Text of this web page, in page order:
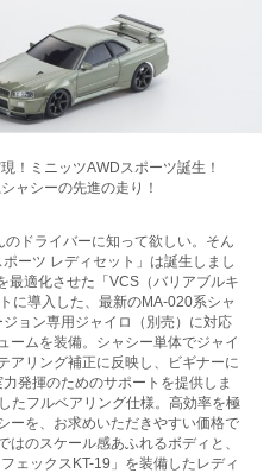
！ミニッツAWDスポーツ誕生！
ャシーの先進の走り！
ドライバーに知って欲しい。そん
ーツ レディセット」は誕生しまし
最適化させた「VCS（バリアブルキ
に導入した、最新のMA-020系シャ
ョン専用ジャイロ（別売）に対応
ームを装備。シャシー単体でジャイ
アリング補正に反映し、ビギナーに
発揮のためのサポートを提供しま
たフルベアリング仕様。高効率を極
ーを、お求めいただきやすい価格で
のスケール感あふれるボディと、
ェックスKT-19」を装備したレディ